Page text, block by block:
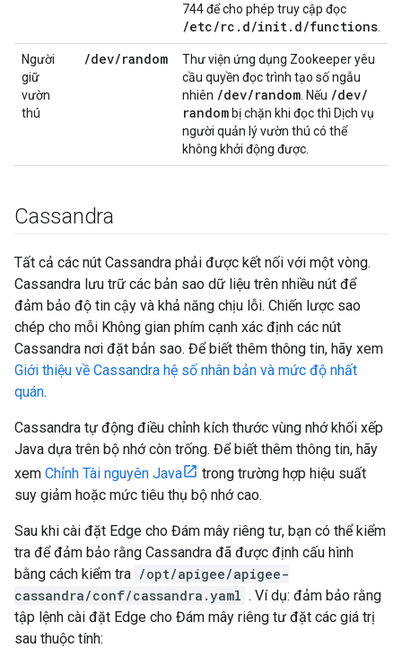
744 để cho phép truy cập đọc
/etc/rc.d/init.d/functions
Người
giữ
vườn
thú
/dev/random
Thư viện ứng dụng Zookeeper yêu
cầu quyền đọc trình tạo số ngẫu
nhiên /dev/random . Nếu /dev/
random bị chặn khi đọc thì Dịch vụ
người quản lý vườn thú có thể
không khởi động được.
Cassandra
Tất cả các nút Cassandra phải được kết nối với một vòng.
Cassandra lưu trữ các bản sao dữ liệu trên nhiều nút để
đảm bảo độ tin cậy và khả năng chịu lỗi. Chiến lược sao
chép cho mỗi Không gian phím cạnh xác định các nút
Cassandra nơi đặt bản sao. Để biết thêm thông tin, hãy xem
Giới thiệu về Cassandra hệ số nhân bản và mức độ nhất
quán.
Cassandra tự động điều chỉnh kích thước vùng nhớ khối xếp
Java dựa trên bộ nhớ còn trống. Để biết thêm thông tin, hãy
xem Chỉnh Tài nguyên Java
trong trường hợp hiệu suất
suy giảm hoặc mức tiêu thụ bộ nhớ cao.
Sau khi cài đặt Edge cho Đám mây riêng tư, bạn có thể kiểm
tra để đảm bảo rằng Cassandra đã được định cấu hình
bằng cách kiểm tra /opt/apigee/apigee-
cassandra/conf/cassandra.yaml . Ví dụ: đảm bảo rằng
tập lệnh cài đặt Edge cho Đám mây riêng tư đặt các giá trị
sau thuộc tính: